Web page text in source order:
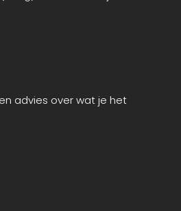
advies over wat je het